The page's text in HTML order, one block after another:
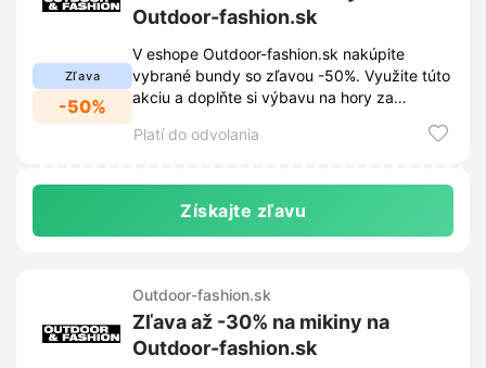
Zľava
-50%
Outdoor-fashion.sk
V eshope Outdoor-fashion.sk nakúpite
vybrané bundy so zľavou -50%. Využite túto
akciu a doplňte si výbavu na hory za
Platí do odvolania
Získajte zľavu
Outdoor-fashion.sk
Zľava až -30% na mikiny na
Outdoor-fashion.sk